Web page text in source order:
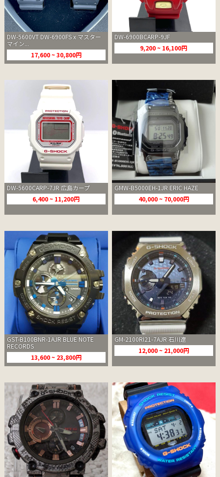
DW-5600VT DW-6900FS x マスター
マイン...
17,600 ~ 30,800円
DW-6900BCARP-9JF
9,200 ~ 16,100円
DW-5600CARP-7JR 広島カープ
6,400 ~ 11,200円
GMW-B5000EH-1JR ERIC HAZE
40,000 ~ 70,000円
GST-B100BNR-1AJR BLUE NOTE
RECORDS
13,600 ~ 23,800円
GM-2100RI21-7AJR 石川遼
12,000 ~ 21,000円